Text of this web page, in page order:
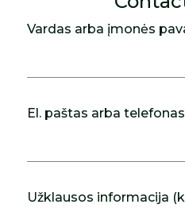
Vardas arba įmonės
El. paštas arba
Užklausos informacija